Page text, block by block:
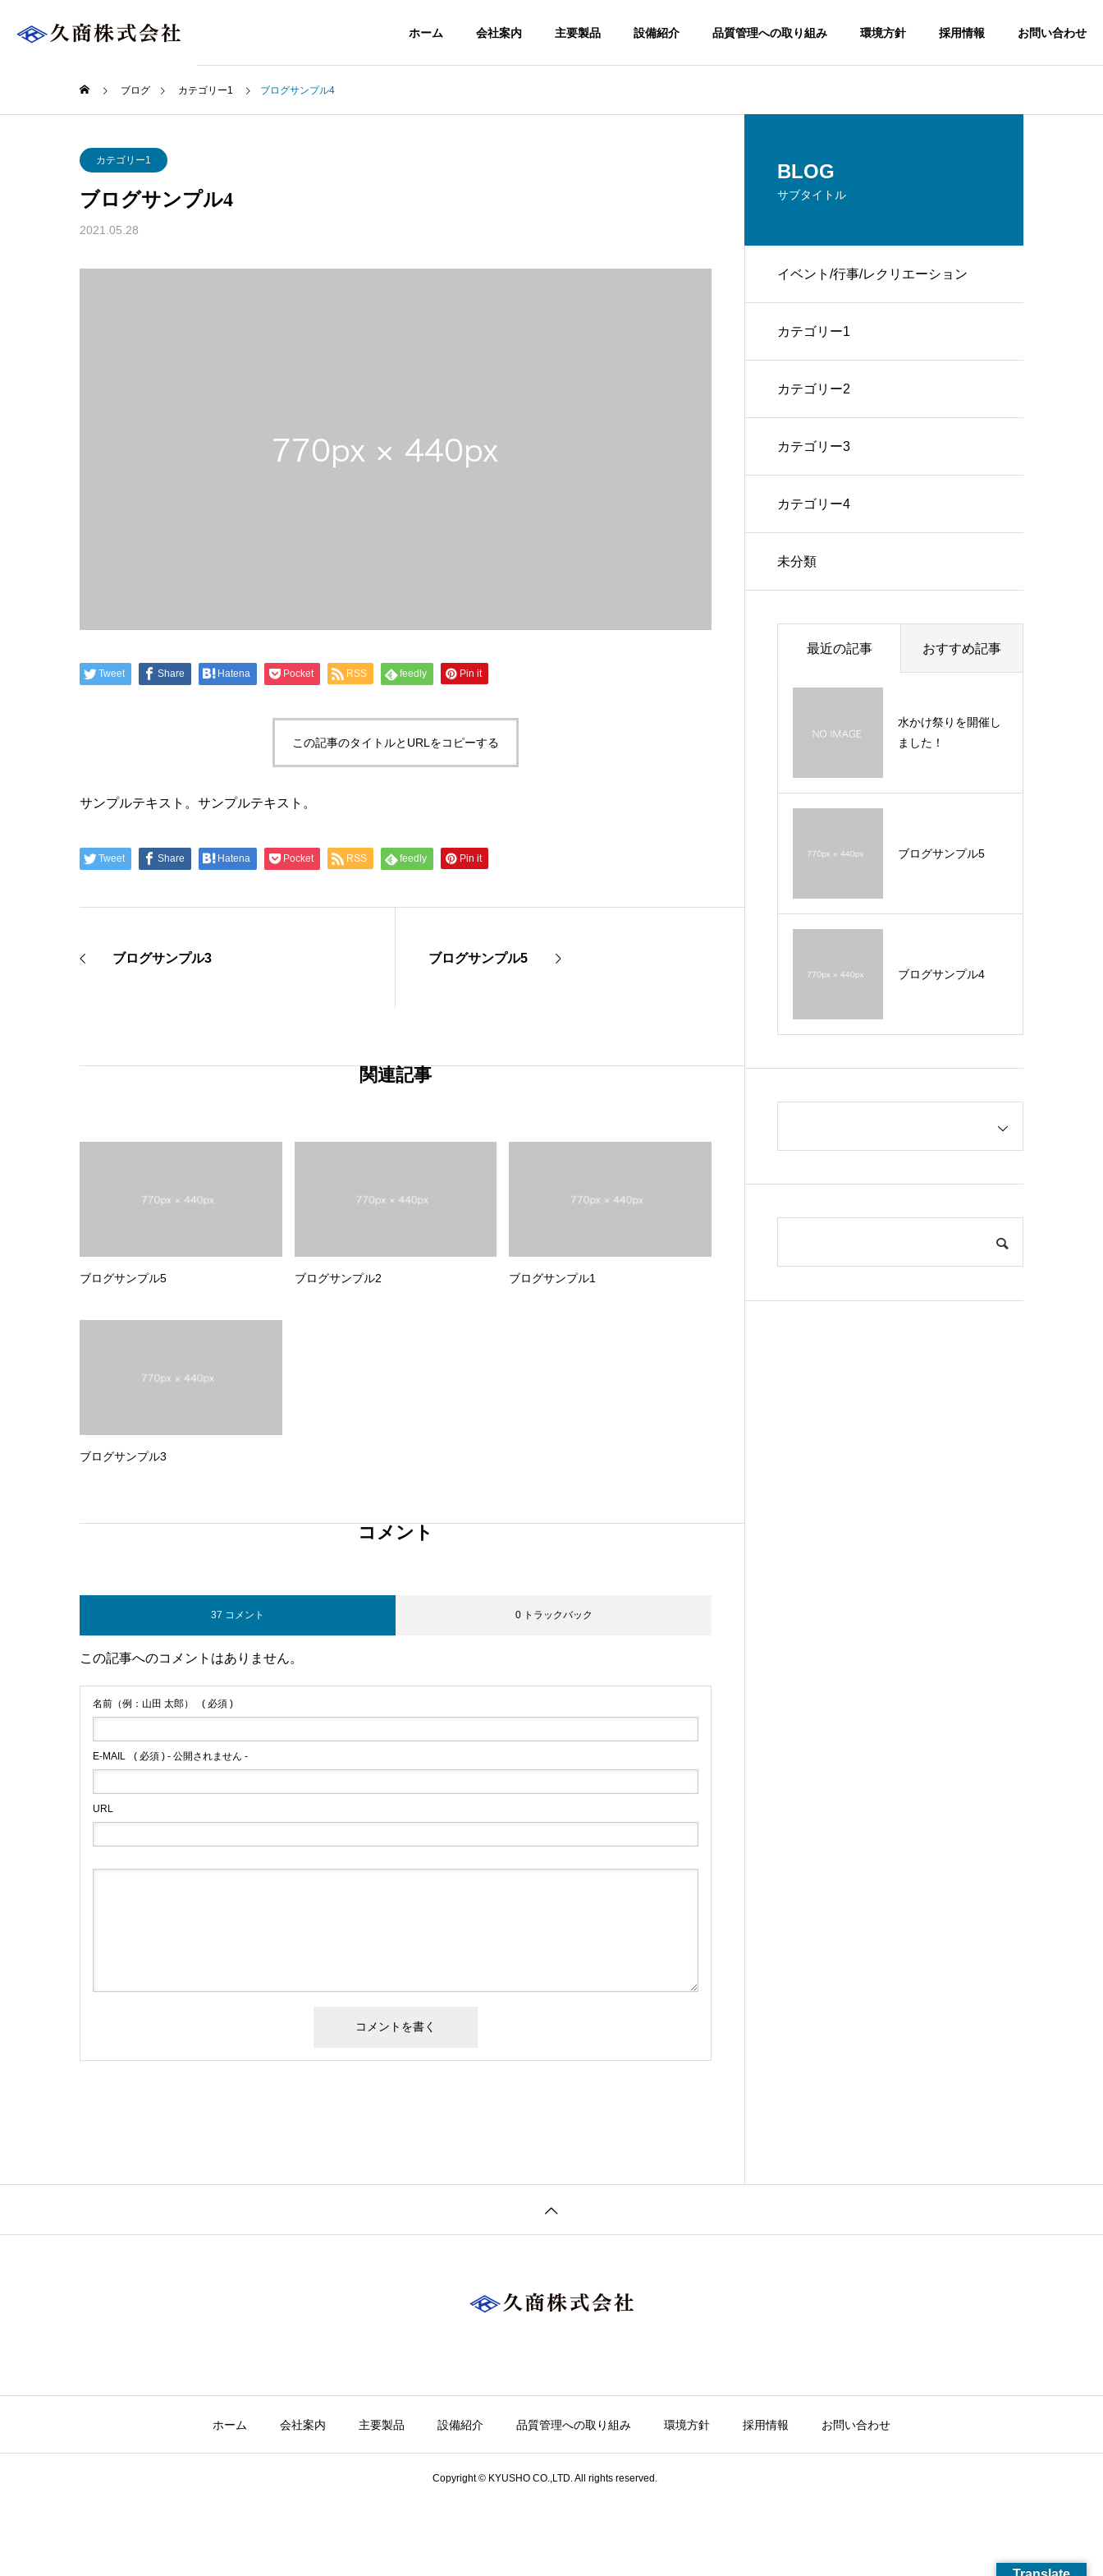
ホーム 会社案内 主要製品 設備紹介 品質管理への取り組み 環境方針 採用情報 お問い合わせ
ブログ カテゴリー1 ブログサンプル4
カテゴリー1
ブログサンプル4
2021.05.28
Tweet Share Hatena Pocket RSS feedly Pin it
この記事のタイトルとURLをコピーする
サンプルテキスト。サンプルテキスト。
Tweet Share Hatena Pocket RSS feedly Pin it
ブログサンプル3 ブログサンプル5
関連記事
ブログサンプル5 ブログサンプル2 ブログサンプル1
ブログサンプル3
コメント
37 コメント 0 トラックバック
この記事へのコメントはありません。
名前（例：山田 太郎） ( 必須 )
E-MAIL ( 必須 ) - 公開されません -
URL
BLOG
サブタイトル
イベント/行事/レクリエーション
カテゴリー1
カテゴリー2
カテゴリー3
カテゴリー4
未分類
最近の記事 おすすめ記事
水かけ祭りを開催し
ました！
ブログサンプル5
ブログサンプル4
ホーム 会社案内 主要製品 設備紹介 品質管理への取り組み 環境方針 採用情報 お問い合わせ
Copyright © KYUSHO CO.,LTD. All rights reserved.